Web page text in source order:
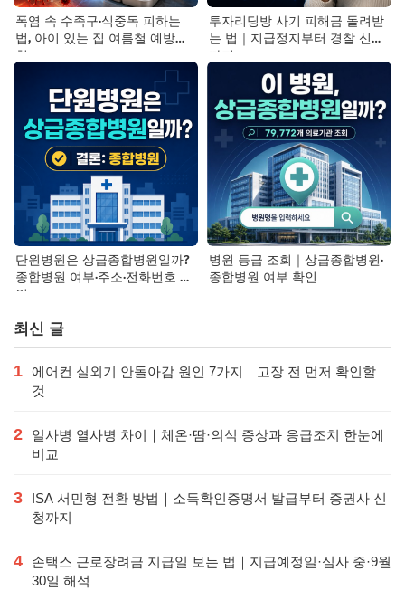
폭염 속 수족구·식중독 피하는
법, 아이 있는 집 여름철 예방수
칙
투자리딩방 사기 피해금 돌려받
는 법｜지급정지부터 경찰 신고
까지
단원병원은 상급종합병원일까?
종합병원 여부·주소·전화번호 확
인
병원 등급 조회｜상급종합병원·
종합병원 여부 확인
최신 글
1
에어컨 실외기 안돌아감 원인 7가지｜고장 전 먼저 확인할
것
2
일사병 열사병 차이｜체온·땀·의식 증상과 응급조치 한눈에
비교
3
ISA 서민형 전환 방법｜소득확인증명서 발급부터 증권사 신
청까지
4
손택스 근로장려금 지급일 보는 법｜지급예정일·심사 중·9월
30일 해석